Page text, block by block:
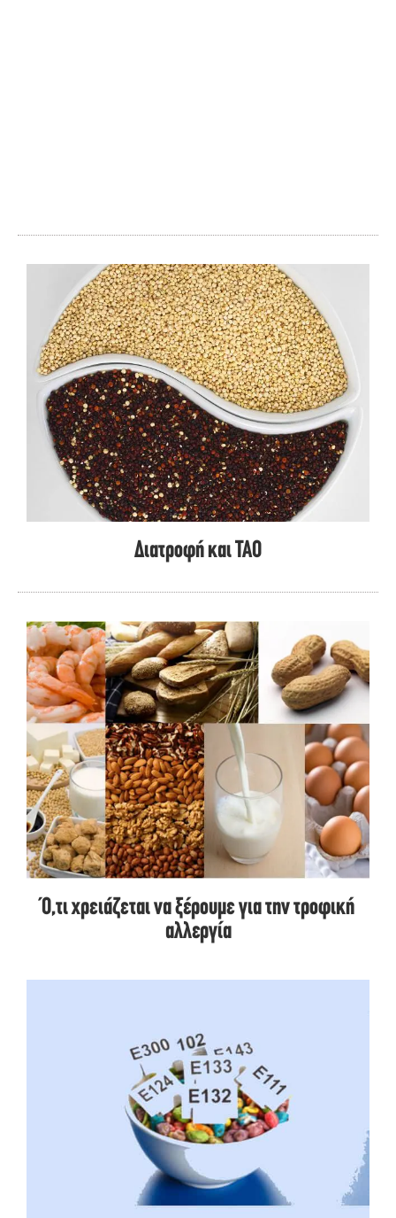
Διατροφή και ΤΑΟ
Ό,τι χρειάζεται να ξέρουμε για την τροφική
αλλεργία